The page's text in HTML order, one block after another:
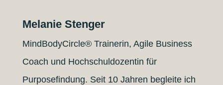
Melanie Stenger
MindBodyCircle® Trainerin, Agile Business
Coach und Hochschuldozentin für
Purposefindung. Seit 10 Jahren begleite ich